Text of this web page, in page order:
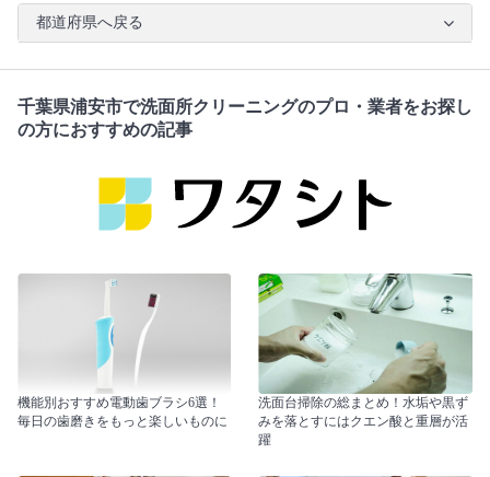
都道府県へ戻る
千葉県浦安市で洗面所クリーニングのプロ・業者をお探し
の方におすすめの記事
機能別おすすめ電動歯ブラシ6選！
毎日の歯磨きをもっと楽しいものに
洗面台掃除の総まとめ！水垢や黒ず
みを落とすにはクエン酸と重層が活
躍